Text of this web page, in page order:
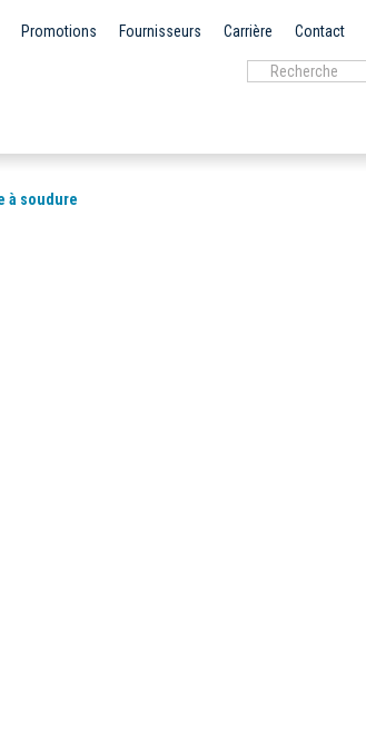
Promotions Fournisseurs Carrière Contact
à soudure